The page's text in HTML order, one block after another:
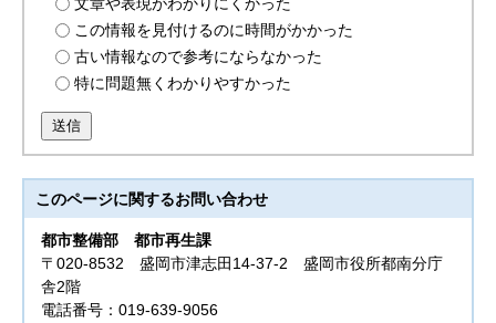
文章や表現がわかりにくかった
この情報を見付けるのに時間がかかった
古い情報なので参考にならなかった
特に問題無くわかりやすかった
送信
このページに関するお問い合わせ
都市整備部 都市再生課
〒020-8532 盛岡市津志田14-37-2 盛岡市役所都南分庁
舎2階
電話番号：019-639-9056